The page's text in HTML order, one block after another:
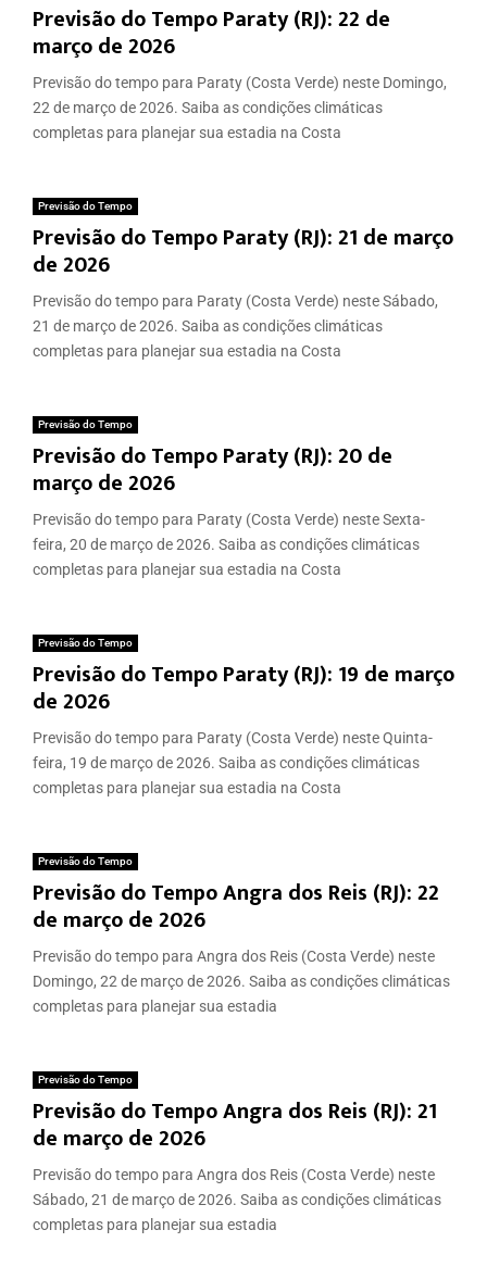
Previsão do Tempo Paraty (RJ): 22 de
março de 2026
Previsão do tempo para Paraty (Costa Verde) neste Domingo,
22 de março de 2026. Saiba as condições climáticas
completas para planejar sua estadia na Costa
Previsão do Tempo
Previsão do Tempo Paraty (RJ): 21 de março
de 2026
Previsão do tempo para Paraty (Costa Verde) neste Sábado,
21 de março de 2026. Saiba as condições climáticas
completas para planejar sua estadia na Costa
Previsão do Tempo
Previsão do Tempo Paraty (RJ): 20 de
março de 2026
Previsão do tempo para Paraty (Costa Verde) neste Sexta-
feira, 20 de março de 2026. Saiba as condições climáticas
completas para planejar sua estadia na Costa
Previsão do Tempo
Previsão do Tempo Paraty (RJ): 19 de março
de 2026
Previsão do tempo para Paraty (Costa Verde) neste Quinta-
feira, 19 de março de 2026. Saiba as condições climáticas
completas para planejar sua estadia na Costa
Previsão do Tempo
Previsão do Tempo Angra dos Reis (RJ): 22
de março de 2026
Previsão do tempo para Angra dos Reis (Costa Verde) neste
Domingo, 22 de março de 2026. Saiba as condições climáticas
completas para planejar sua estadia
Previsão do Tempo
Previsão do Tempo Angra dos Reis (RJ): 21
de março de 2026
Previsão do tempo para Angra dos Reis (Costa Verde) neste
Sábado, 21 de março de 2026. Saiba as condições climáticas
completas para planejar sua estadia